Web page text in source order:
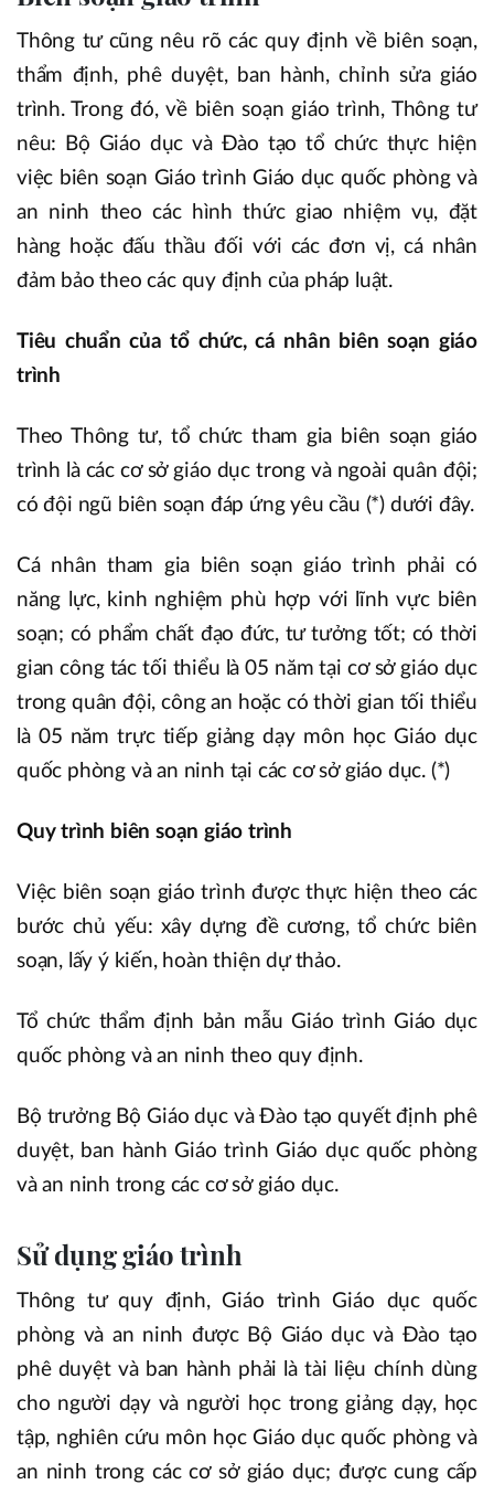
Thông tư cũng nêu rõ các quy định về biên soạn,
thẩm định, phê duyệt, ban hành, chỉnh sửa giáo
trình. Trong đó, về biên soạn giáo trình, Thông tư
nêu: Bộ Giáo dục và Đào tạo tổ chức thực hiện
việc biên soạn Giáo trình Giáo dục quốc phòng và
an ninh theo các hình thức giao nhiệm vụ, đặt
hàng hoặc đấu thầu đối với các đơn vị, cá nhân
đảm bảo theo các quy định của pháp luật.
Tiêu chuẩn của tổ chức, cá nhân biên soạn giáo
trình
Theo Thông tư, tổ chức tham gia biên soạn giáo
trình là các cơ sở giáo dục trong và ngoài quân đội;
có đội ngũ biên soạn đáp ứng yêu cầu (*) dưới đây.
Cá nhân tham gia biên soạn giáo trình phải có
năng lực, kinh nghiệm phù hợp với lĩnh vực biên
soạn; có phẩm chất đạo đức, tư tưởng tốt; có thời
gian công tác tối thiểu là 05 năm tại cơ sở giáo dục
trong quân đội, công an hoặc có thời gian tối thiểu
là 05 năm trực tiếp giảng dạy môn học Giáo dục
quốc phòng và an ninh tại các cơ sở giáo dục. (*)
Quy trình biên soạn giáo trình
Việc biên soạn giáo trình được thực hiện theo các
bước chủ yếu: xây dựng đề cương, tổ chức biên
soạn, lấy ý kiến, hoàn thiện dự thảo.
Tổ chức thẩm định bản mẫu Giáo trình Giáo dục
quốc phòng và an ninh theo quy định.
Bộ trưởng Bộ Giáo dục và Đào tạo quyết định phê
duyệt, ban hành Giáo trình Giáo dục quốc phòng
và an ninh trong các cơ sở giáo dục.
Sử dụng giáo trình
Thông tư quy định, Giáo trình Giáo dục quốc
phòng và an ninh được Bộ Giáo dục và Đào tạo
phê duyệt và ban hành phải là tài liệu chính dùng
cho người dạy và người học trong giảng dạy, học
tập, nghiên cứu môn học Giáo dục quốc phòng và
an ninh trong các cơ sở giáo dục; được cung cấp